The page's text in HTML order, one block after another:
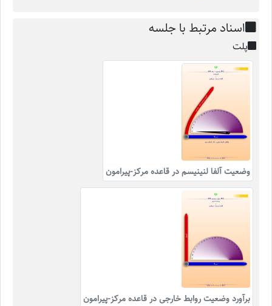
اسناد مرتبط با جلسه
پلت
وضعیت آلفا لنینیسم در قاعده مرکز-پیرامون
برآورد وضعیت روابط خارجی در قاعده مرکز-پیرامون